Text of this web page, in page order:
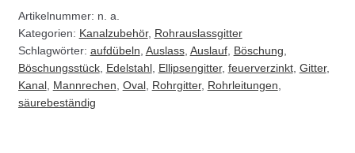
Edelstahl
säurebeständig
Menge
Artikelnummer: n. a.
Kategorien: Kanalzubehör, Rohrauslassgitter
Schlagwörter: aufdübeln Auslass, Auslauf, Böschung
Böschungsstück, Edelstahl, Ellipsengitter, feuerverzinkt, Gitter,
Kanal, Mannrechen Oval, Rohrgitter, Rohrleitungen
säurebeständig